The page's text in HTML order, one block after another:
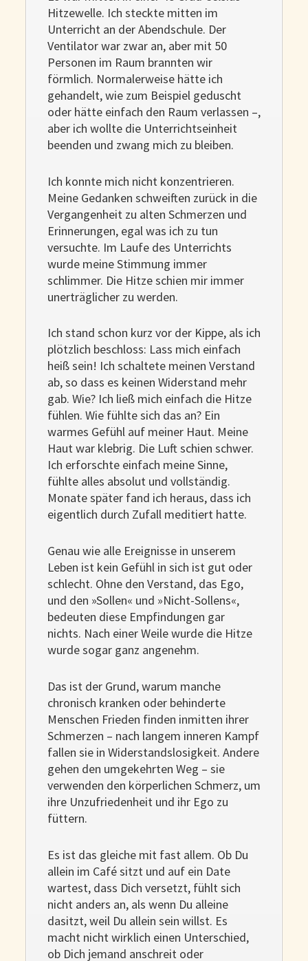
Hitzewelle. Ich steckte mitten im
Unterricht an der Abendschule. Der
Ventilator war zwar an, aber mit 50
Personen im Raum brannten wir
förmlich. Normalerweise hätte ich
gehandelt, wie zum Beispiel geduscht
oder hätte einfach den Raum verlassen –,
aber ich wollte die Unterrichtseinheit
beenden und zwang mich zu bleiben.
Ich konnte mich nicht konzentrieren.
Meine Gedanken schweiften zurück in die
Vergangenheit zu alten Schmerzen und
Erinnerungen, egal was ich zu tun
versuchte. Im Laufe des Unterrichts
wurde meine Stimmung immer
schlimmer. Die Hitze schien mir immer
unerträglicher zu werden.
Ich stand schon kurz vor der Kippe, als ich
plötzlich beschloss: Lass mich einfach
heiß sein! Ich schaltete meinen Verstand
ab, so dass es keinen Widerstand mehr
gab. Wie? Ich ließ mich einfach die Hitze
fühlen. Wie fühlte sich das an? Ein
warmes Gefühl auf meiner Haut. Meine
Haut war klebrig. Die Luft schien schwer.
Ich erforschte einfach meine Sinne,
fühlte alles absolut und vollständig.
Monate später fand ich heraus, dass ich
eigentlich durch Zufall meditiert hatte.
Genau wie alle Ereignisse in unserem
Leben ist kein Gefühl in sich ist gut oder
schlecht. Ohne den Verstand, das Ego,
und den »Sollen« und »Nicht-Sollens«,
bedeuten diese Empfindungen gar
nichts. Nach einer Weile wurde die Hitze
wurde sogar ganz angenehm.
Das ist der Grund, warum manche
chronisch kranken oder behinderte
Menschen Frieden finden inmitten ihrer
Schmerzen – nach langem inneren Kampf
fallen sie in Widerstandslosigkeit. Andere
gehen den umgekehrten Weg – sie
verwenden den körperlichen Schmerz, um
ihre Unzufriedenheit und ihr Ego zu
füttern.
Es ist das gleiche mit fast allem. Ob Du
allein im Café sitzt und auf ein Date
wartest, dass Dich versetzt, fühlt sich
nicht anders an, als wenn Du alleine
dasitzt, weil Du allein sein willst. Es
macht nicht wirklich einen Unterschied,
ob Dich jemand anschreit oder